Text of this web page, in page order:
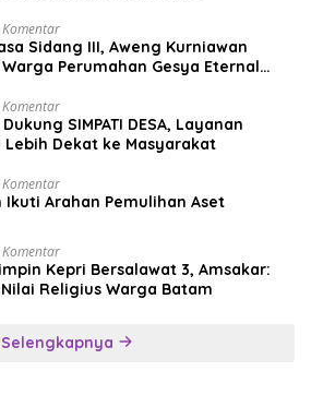
Sidang III, Aweng Kurniawan
Perumahan Gesya Eternal
SIMPATI DESA, Layanan
Lebih Dekat ke Masyarakat
Ikuti Arahan Pemulihan Aset
Kepri Bersalawat 3, Amsakar:
Religius Warga Batam
Selengkapnya